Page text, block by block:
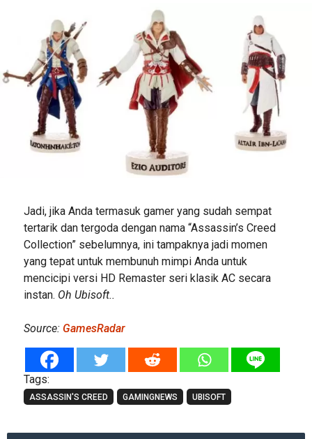
Jadi, jika Anda termasuk gamer yang sudah sempat
tertarik dan tergoda dengan nama “Assassin’s Creed
Collection” sebelumnya, ini tampaknya jadi momen
yang tepat untuk membunuh mimpi Anda untuk
mencicipi versi HD Remaster seri klasik AC secara
instan. Oh Ubisoft..
Source: GamesRadar
Tags:
ASSASSIN'S CREED GAMINGNEWS UBISOFT